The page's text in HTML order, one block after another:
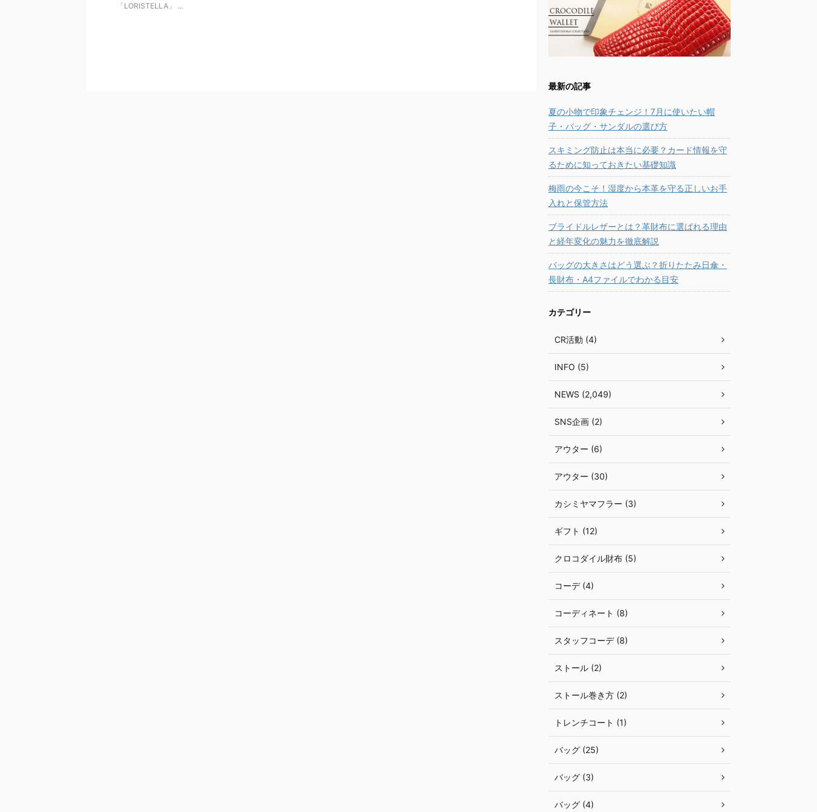
「LORISTELLA」 ...
最新の記事
夏の小物で印象チェンジ！7月に使いたい帽
子・バッグ・サンダルの選び方
スキミング防止は本当に必要？カード情報を守
るために知っておきたい基礎知識
梅雨の今こそ！湿度から本革を守る正しいお手
入れと保管方法
ブライドルレザーとは？革財布に選ばれる理由
と経年変化の魅力を徹底解説
バッグの大きさはどう選ぶ？折りたたみ日傘・
長財布・A4ファイルでわかる目安
カテゴリー
CR活動 (4)
INFO (5)
NEWS (2,049)
SNS企画 (2)
アウター (6)
アウター (30)
カシミヤマフラー (3)
ギフト (12)
クロコダイル財布 (5)
コーデ (4)
コーディネート (8)
スタッフコーデ (8)
ストール (2)
ストール巻き方 (2)
トレンチコート (1)
バッグ (25)
バッグ (3)
バッグ (4)